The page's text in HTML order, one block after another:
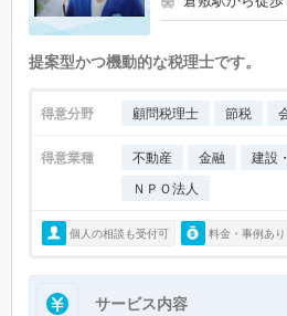
提案型かつ機動的な税理士です。
得意分野 顧問税理士 節税
得意業種 不動産 金融 建設
ＮＰＯ法人
個人の相談も受付可 料金・事例あり
サービス内容